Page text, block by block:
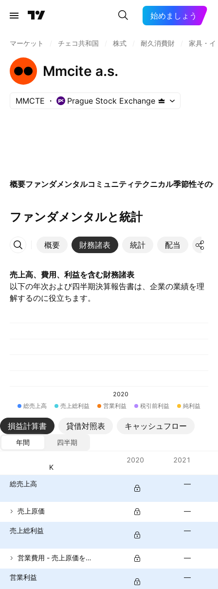
始めましょう
マーケット チェコ共和国 株式 耐久消費財 家具・イ
Mmcite a.s.
MMCTE Prague Stock Exchange
概要ファンダメンタルコミュニティテクニカル季節性その
ファンダメンタルと統計
概要 財務諸表 統計 配当 決算
その他
売上高、費用、利益を含む財務諸表
以下の年次および四半期決算報告書は、企業の業績を理
解するのに役立ちます。
2020
総売上高
売上総利益 営業利益 税引前利益 純利益
損益計算書 貸借対照表 キャッシュフロー
年間
四半期
通貨: CZK
2020 2021
総売上高 —
売上原価 —
売上総利益 —
営業費用 - 売上原価を除く —
営業利益 —